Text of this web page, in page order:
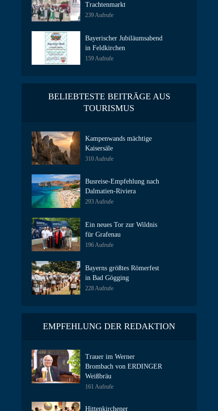
Trachtenmarkt
239 Aufrufe
Bayerischer Jubiläumsabend
in Feldkirchen
159 Aufrufe
BELIEBTESTE BEITRÄGE AUS
TOURISMUS
Kampenwands mächtige
Kaisersäle
310 Aufrufe
Busreise-Empfehlung nach
Dalmatien-Riviera
293 Aufrufe
Ein neues Tor zur Wildnis
für Grafenau
196 Aufrufe
Bayerns größtes Römerfest
in Bad Gögging
228 Aufrufe
EMPFEHLUNG DER REDAKTION
Trauer im Werner
Brombach von ERDINGER
Weißbräu
161 Aufrufe
Hittenkirchener